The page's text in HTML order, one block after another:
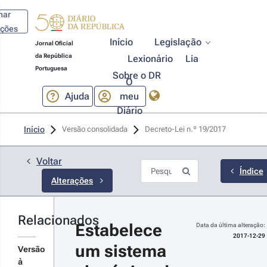
Jornal Oficial
da República
Portuguesa
Início
Legislação
Lexionário
Lia
Sobre o DR
Ajuda
O
meu
Diário
Início Versão consolidada Decreto-Lei n.º 19/2017
Voltar
Alterações
n.º
Índice
Relacionados
Versão
à
Estabelece
um sistema
Data da última alteração:
2017-12-29